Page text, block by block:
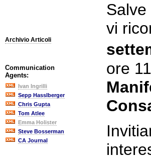
Archivio Articoli
Communication
Agents:
Ivan Ingrilli
Sepp Hasslberger
Chris Gupta
Tom Atlee
Emma Holister
Steve Bosserman
CA Journal
Salve
vi
ore